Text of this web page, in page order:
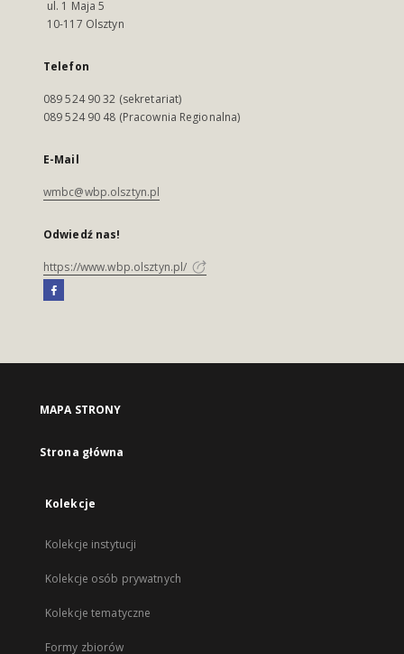
ul. 1 Maja 5
10-117 Olsztyn
Telefon
089 524 90 32 (sekretariat)
089 524 90 48 (Pracownia Regionalna)
E-Mail
wmbc@wbp.olsztyn.pl
Odwiedź nas!
https://www.wbp.olsztyn.pl/
MAPA STRONY
Strona główna
Kolekcje
Kolekcje instytucji
Kolekcje osób prywatnych
Kolekcje tematyczne
Formy zbiorów